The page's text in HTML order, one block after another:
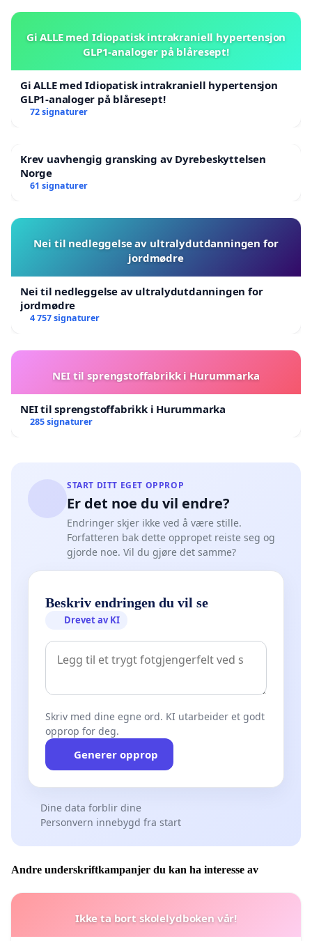
Gi ALLE med Idiopatisk intrakraniell hypertensjon
GLP1-analoger på blåresept!
Gi ALLE med Idiopatisk intrakraniell hypertensjon
GLP1-analoger på blåresept!
72 signaturer
Krev uavhengig gransking av Dyrebeskyttelsen
Norge
61 signaturer
Nei til nedleggelse av ultralydutdanningen for
jordmødre
Nei til nedleggelse av ultralydutdanningen for
jordmødre
4 757 signaturer
NEI til sprengstoffabrikk i Hurummarka
NEI til sprengstoffabrikk i Hurummarka
285 signaturer
START DITT EGET OPPROP
Er det noe du vil endre?
Endringer skjer ikke ved å være stille.
Forfatteren bak dette oppropet reiste seg og
gjorde noe. Vil du gjøre det samme?
Beskriv endringen du vil se
Drevet av KI
Skriv med dine egne ord. KI utarbeider et godt
opprop for deg.
Generer opprop
Dine data forblir dine
Personvern innebygd fra start
Andre underskriftkampanjer du kan ha interesse av
Ikke ta bort skolelydboken vår!